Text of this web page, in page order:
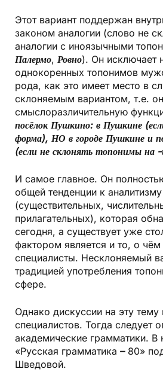
Этот вариант поддержан
законом аналогии (слово не
аналогии с иноязычными
Палермо, Ровно). Он исключает
однокоренных топонимов
рода, как это имеет место в
склоняемым вариантом, т.е.
смыслоразличительную
посёлок Пушкино: в Пушкине
форма), НО в городе Пушкине и
(если не склонять топонимы на
И самое главное. Он
общей тенденции к
(существительных,
прилагательных), которая
сегодня, а существует уже
фактором является и то, о
специалисты. Несклоняемый
традицией употребления
сфере.
Однако дискуссии на эту
специалистов. Тогда следует
академические грамматики. В
«Русская грамматика –80»
Шведовой.